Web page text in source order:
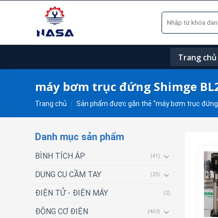
Tìm
kiếm:
Trang chủ
máy bơm trục đứng Shimge
Trang chủ / Sản phẩm được gắn thẻ “máy bơm trục
Danh mục sản phẩm
BÌNH TÍCH ÁP (41)
DỤNG CỤ CẦM TAY (25)
ĐIỆN TỬ - ĐIỆN MÁY (2)
ĐỘNG CƠ ĐIỆN (463)